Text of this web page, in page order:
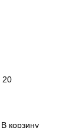
20
В корзину